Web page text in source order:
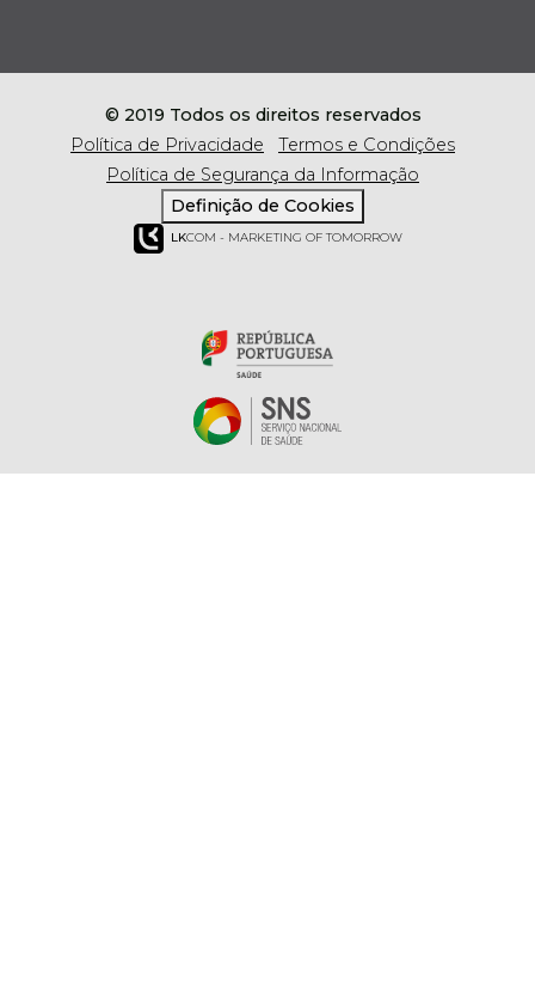
© 2019 Todos os direitos reservados
Política de Privacidade
Termos e Condições
Política de Segurança da Informação
Definição de Cookies
LKCOM - MARKETING OF TOMORROW